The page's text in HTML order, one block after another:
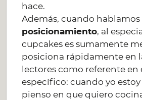
hace.
Además, cuando hablamos
posicionamiento, al
cupcakes es sumamente
posiciona rápidamente en
lectores como referente en
específico: cuando yo estoy
pienso en que quiero